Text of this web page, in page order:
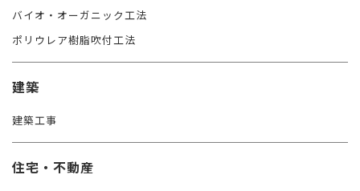
バイオ・オーガニック工法
ポリウレア樹脂吹付工法
建築
建築工事
住宅・不動産